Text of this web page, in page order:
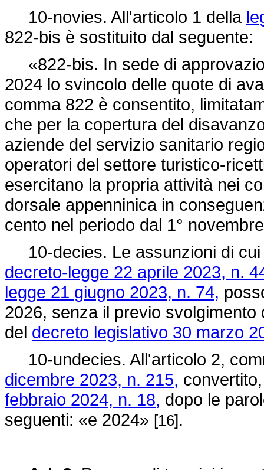
10-novies. All'articolo 1 della
822-bis è sostituito dal seguente:
«822-bis. In sede di
2024 lo svincolo delle quote di
comma 822 è consentito,
che per la copertura del
aziende del servizio sanitario
operatori del settore turistico-
esercitano la propria attività nei
dorsale appenninica in
cento nel periodo dal 1°
10-decies. Le assunzioni di cui
decreto-legge 22 aprile 2023, n.
legge 21 giugno 2023, n. 74,
2026, senza il previo
del decreto legislativo 30 marzo
10-undecies. All'articolo 2,
dicembre 2023, n. 215,
febbraio 2024, n. 18, dopo le
seguenti: «e 2024» [16].